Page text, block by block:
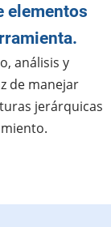
elementos
análisis y
de manejar
jerárquicas